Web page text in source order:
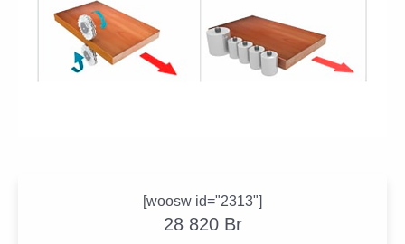
[woosw id="2313"]
28 820 Br